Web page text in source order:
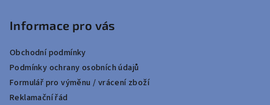
Informace pro vás
Obchodní podmínky
Podmínky ochrany osobních údajů
Formulář pro výměnu / vrácení zboží
Reklamační řád